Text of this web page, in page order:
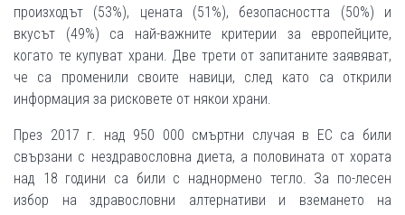
произходът (53%), цената (51%), безопасността (50%) и
вкусът (49%) са най-важните критерии за европейците,
когато те купуват храни. Две трети от запитаните заявяват,
че са променили своите навици, след като са открили
информация за рисковете от някои храни.
През 2017 г. над 950 000 смъртни случая в ЕС са били
свързани с нездравословна диета, а половината от хората
над 18 години са били с наднормено тегло. За по-лесен
избор на здравословни алтернативи и вземането на